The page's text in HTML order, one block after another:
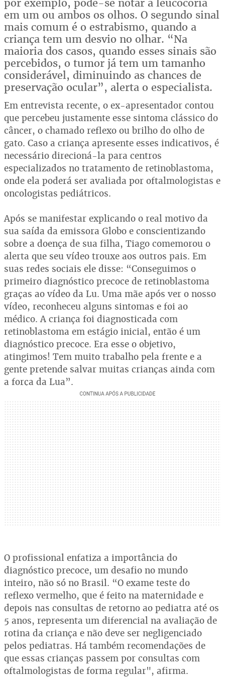
em um ou ambos os olhos. O segundo sinal
mais comum é o estrabismo, quando a
criança tem um desvio no olhar. “Na
maioria dos casos, quando esses sinais são
percebidos, o tumor já tem um tamanho
considerável, diminuindo as chances de
preservação ocular”, alerta o especialista.
Em entrevista recente, o ex-apresentador contou
que percebeu justamente esse sintoma clássico do
câncer, o chamado reflexo ou brilho do olho de
gato. Caso a criança apresente esses indicativos, é
necessário direcioná-la para centros
especializados no tratamento de retinoblastoma,
onde ela poderá ser avaliada por oftalmologistas e
oncologistas pediátricos.
Após se manifestar explicando o real motivo da
sua saída da emissora Globo e conscientizando
sobre a doença de sua filha, Tiago comemorou o
alerta que seu vídeo trouxe aos outros pais. Em
suas redes sociais ele disse: “Conseguimos o
primeiro diagnóstico precoce de retinoblastoma
graças ao vídeo da Lu. Uma mãe após ver o nosso
vídeo, reconheceu alguns sintomas e foi ao
médico. A criança foi diagnosticada com
retinoblastoma em estágio inicial, então é um
diagnóstico precoce. Era esse o objetivo,
atingimos! Tem muito trabalho pela frente e a
gente pretende salvar muitas crianças ainda com
a força da Lua”.
O profissional enfatiza a importância do
diagnóstico precoce, um desafio no mundo
inteiro, não só no Brasil. “O exame teste do
reflexo vermelho, que é feito na maternidade e
depois nas consultas de retorno ao pediatra até os
5 anos, representa um diferencial na avaliação de
rotina da criança e não deve ser negligenciado
pelos pediatras. Há também recomendações de
que essas crianças passem por consultas com
oftalmologistas de forma regular", afirma.